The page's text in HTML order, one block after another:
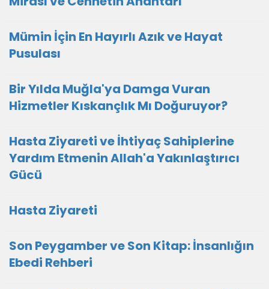
Mümin İçin En Hayırlı Azık ve Hayat
Pusulası
Bir Yılda Muğla'ya Damga Vuran
Hizmetler Kıskançlık Mı Doğuruyor?
Hasta Ziyareti ve İhtiyaç Sahiplerine
Yardım Etmenin Allah'a Yakınlaştırıcı
Gücü
Hasta Ziyareti
Son Peygamber ve Son Kitap: İnsanlığın
Ebedi Rehberi